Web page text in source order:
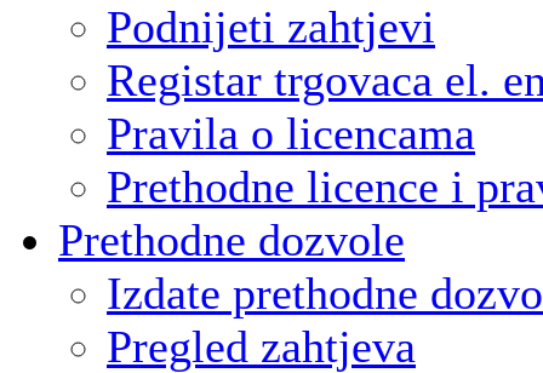
Podnijeti zahtjevi
Registar trgovaca el.
Pravila o licencama
Prethodne licence i
Prethodne dozvole
Izdate prethodne
Pregled zahtjeva